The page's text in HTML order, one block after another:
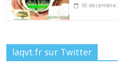
10 décembre
laqvt.fr sur Twitter